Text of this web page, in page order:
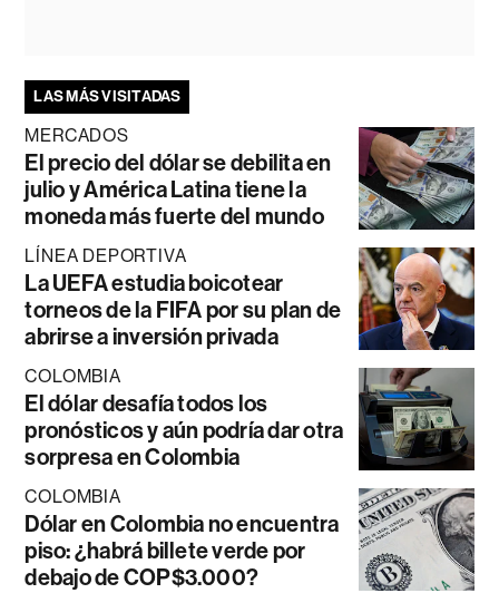
LAS MÁS VISITADAS
MERCADOS
El precio del dólar se debilita en
julio y América Latina tiene la
moneda más fuerte del mundo
LÍNEA DEPORTIVA
La UEFA estudia boicotear
torneos de la FIFA por su plan de
abrirse a inversión privada
COLOMBIA
El dólar desafía todos los
pronósticos y aún podría dar otra
sorpresa en Colombia
COLOMBIA
Dólar en Colombia no encuentra
piso: ¿habrá billete verde por
debajo de COP$3.000?